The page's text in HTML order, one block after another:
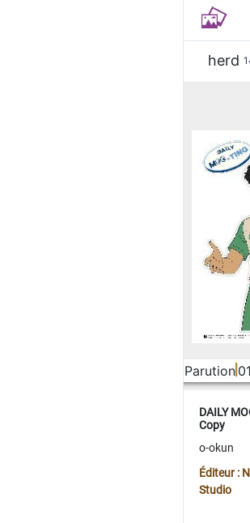
herd
Parution
DAILY
Copy
o-okun
Éditeur :
Studio